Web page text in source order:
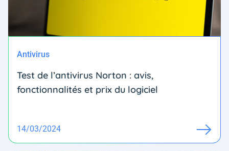
Antivirus
Test de l’antivirus Norton : avis,
fonctionnalités et prix du logiciel
14/03/2024